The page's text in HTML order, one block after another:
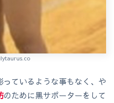
ているような事もなく、や
のために黒サポーターをして